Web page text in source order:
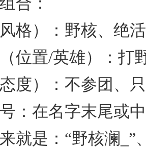
格）：野核、绝
位置/英雄）：打
度）：不参团、
：在名字末尾或中
就是：“野核澜_”